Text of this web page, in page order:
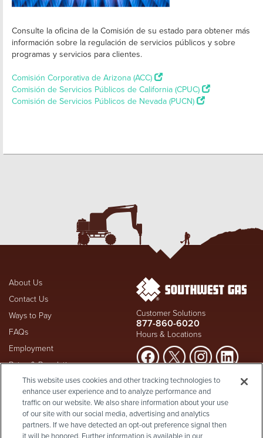
Consulte la oficina de la Comisión de su estado para obtener más
información sobre la regulación de servicios públicos y sobre
programas y servicios para clientes.
Comisión Corporativa de Arizona (ACC)
Comisión de Servicios Públicos de California (CPUC)
Comisión de Servicios Públicos de Nevada (PUCN)
About Us
Contact Us
Ways to Pay
FAQs
Employment
Rates & Regulation
Investors
Shareholder Info
Supplier Diversity
Privacy Policy
Customer Solutions
877-860-6020
Hours & Locations
Suspect a natural gas leak? Call
911and Southwest Gas
immediately at877-860-
6020, whether you're a
customer or not.
This website uses cookies and other tracking technologies to
enhance user experience and to analyze performance and
traffic on our website. We also share information about your use
of our site with our social media, advertising and analytics
partners. If we have detected an opt-out preference signal then
it will be honored. Further information is available in our